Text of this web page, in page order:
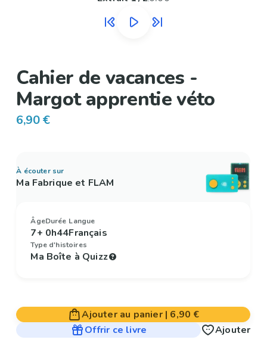
Cahier de vacances -
Margot apprentie véto
6,90 €
À écouter sur
Ma Fabrique et FLAM
Âge
7+
Durée
0h44
Langue
Français
Type d'histoires
Ma Boîte à Quizz
Ajouter au panier| 6,90 €
Offrir ce livre
Ajouter